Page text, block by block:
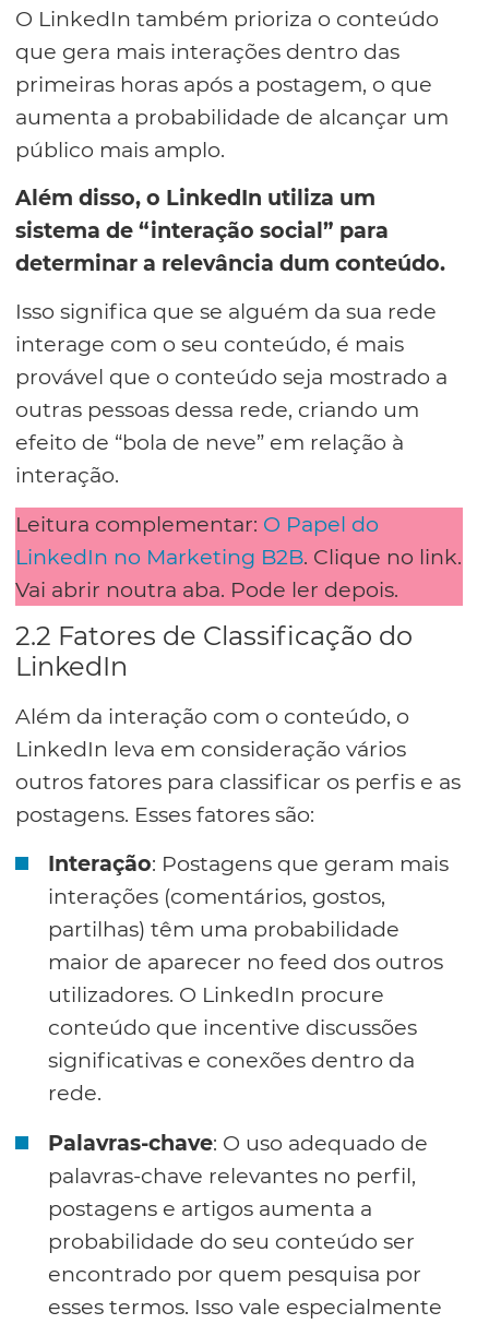
O LinkedIn também prioriza o conteúdo
que gera mais interações dentro das
primeiras horas após a postagem, o que
aumenta a probabilidade de alcançar um
público mais amplo.
Além disso, o LinkedIn utiliza um
sistema de “interação social” para
determinar a relevância dum conteúdo.
Isso significa que se alguém da sua rede
interage com o seu conteúdo, é mais
provável que o conteúdo seja mostrado a
outras pessoas dessa rede, criando um
efeito de “bola de neve” em relação à
interação.
Leitura complementar: O Papel do
LinkedIn no Marketing B2B. Clique no link.
Vai abrir noutra aba. Pode ler depois.
2.2 Fatores de Classificação do
LinkedIn
Além da interação com o conteúdo, o
LinkedIn leva em consideração vários
outros fatores para classificar os perfis e as
postagens. Esses fatores são:
Interação: Postagens que geram mais
interações (comentários, gostos,
partilhas) têm uma probabilidade
maior de aparecer no feed dos outros
utilizadores. O LinkedIn procure
conteúdo que incentive discussões
significativas e conexões dentro da
rede.
Palavras-chave: O uso adequado de
palavras-chave relevantes no perfil,
postagens e artigos aumenta a
probabilidade do seu conteúdo ser
encontrado por quem pesquisa por
esses termos. Isso vale especialmente